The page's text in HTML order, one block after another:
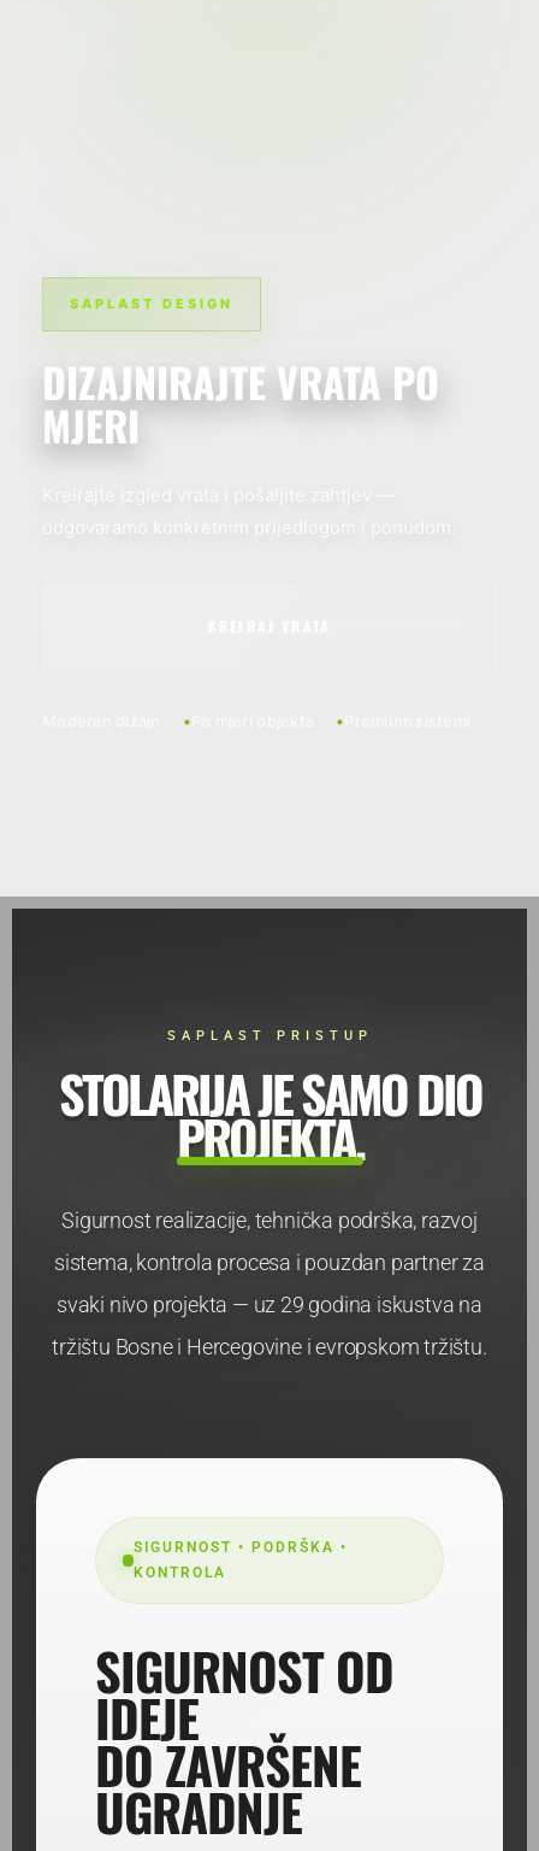
SAPLAST DESIGN
DIZAJNIRAJTE VRATA PO
MJERI
SAPLAST PRISTUP
STOLARIJA JE SAMO DIO
PROJEKTA.
Sigurnost realizacije, tehnička podrška, razvoj
sistema, kontrola procesa i pouzdan partner za
svaki nivo projekta — uz 29 godina iskustva na
tržištu Bosne i Hercegovine i evropskom tržištu.
SIGURNOST • PODRŠKA •
KONTROLA
SIGURNOST OD
IDEJE
DO ZAVRŠENE
UGRADNJE